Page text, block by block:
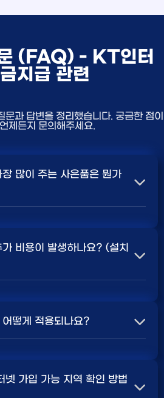
(FAQ) - KT인터
지급 관련
문과 답변을 정리했습니다. 궁금한 점이
제든지 문의해주세요.
많이 주는 사은품은 뭔가
인터넷을 TV와 결합하여
비용이 발생하나요? (설치
다. 다만, 인터넷 상품 및 프로모션
떻게 적용되나요?
니다. 할인 금액과 조건은 카드사
가입 가능 지역 확인 방법